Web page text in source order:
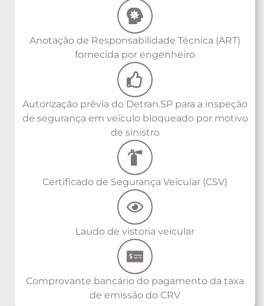
Anotação de Responsabilidade Técnica (ART)
fornecida por engenheiro
Autorização prévia do Detran.SP para a inspeção
de segurança em veículo bloqueado por motivo
de sinistro
Certificado de Segurança Veicular (CSV)
Laudo de vistoria veicular
Comprovante bancário do pagamento da taxa
de emissão do CRV